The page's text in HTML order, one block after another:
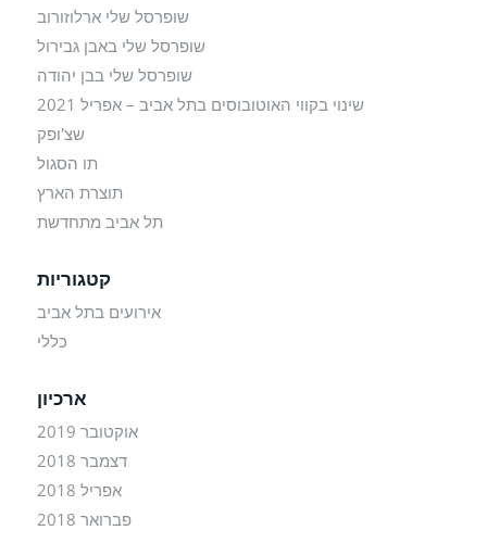
שופרסל שלי ארלוזורוב
שופרסל שלי באבן גבירול
שופרסל שלי בבן יהודה
שינוי בקווי האוטובוסים בתל אביב – אפריל 2021
שצ'ופק
תו הסגול
תוצרת הארץ
תל אביב מתחדשת
קטגוריות
אירועים בתל אביב
כללי
ארכיון
אוקטובר 2019
דצמבר 2018
אפריל 2018
פברואר 2018